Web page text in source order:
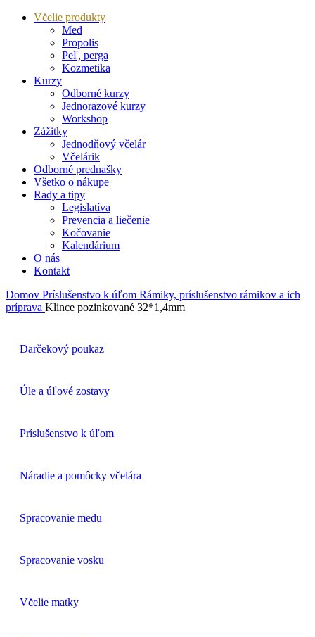
Včelie produkty
Med
Propolis
Peľ, perga
Kozmetika
Kurzy
Odborné kurzy
Jednorazové kurzy
Workshop
Zážitky
Jednodňový včelár
Včelárik
Odborné prednašky
Všetko o nákupe
Rady a tipy
Legislatíva
Prevencia a liečenie
Kočovanie
Kalendárium
O nás
Kontakt
Domov Príslušenstvo k úľom Rámiky, príslušenstvo rámikov a ich
príprava Klince pozinkované 32*1,4mm
Darčekový poukaz
Úle a úľové zostavy
Príslušenstvo k úľom
Náradie a pomôcky včelára
Spracovanie medu
Spracovanie vosku
Včelie matky